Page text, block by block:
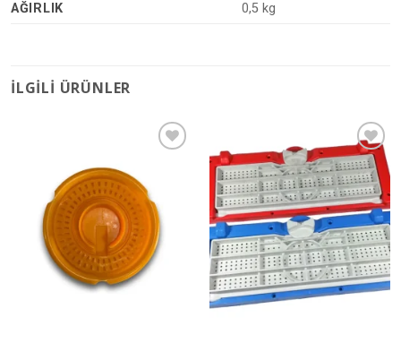
AĞIRLIK 0,5 kg
İLGILI ÜRÜNLER
Favorilere
Ekle